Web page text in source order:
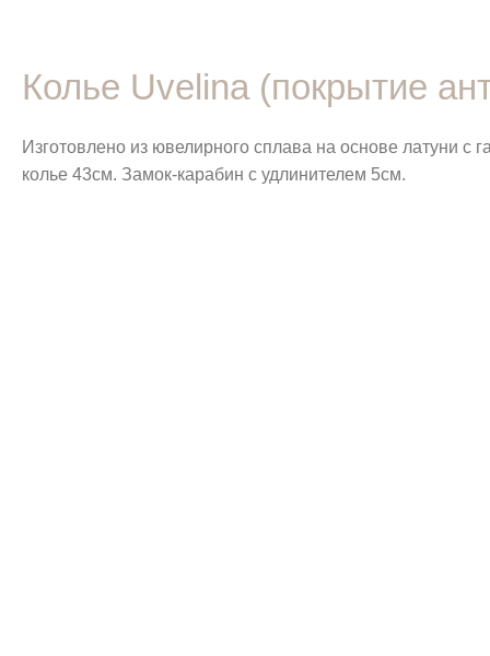
Колье Uvelina (покрытие
Изготовлено из ювелирного сплава на основе латуни
колье 43см. Замок-карабин с удлинителем 5см.